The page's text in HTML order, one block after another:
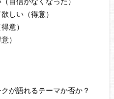
しい（得意）
意）
）
が語れるテーマか否か？